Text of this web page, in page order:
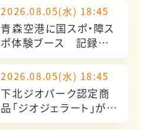
2026.08.05(水) 18:45
青森空港に国スポ・障ス
ポ体験ブース 記録を
体感「すごい！」
2026.08.05(水) 18:45
下北ジオパーク認定商
品「ジオジェラート」が
バージョンアップ